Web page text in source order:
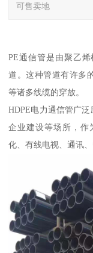
可售卖地
PE通信管是由聚乙
道。这种管道有许多
等诸多线缆的穿放。
HDPE电力通信管广泛
企业建设等场所，作
化、有线电视、通讯